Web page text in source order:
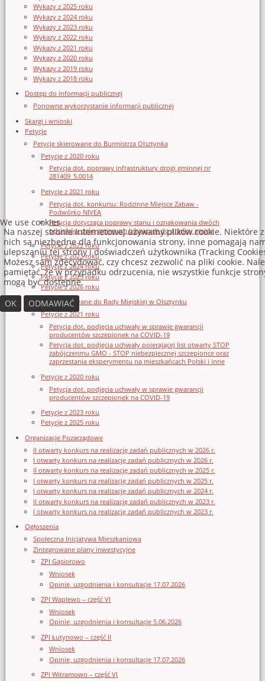
Wykazy z 2025 roku
Wykazy z 2024 roku
Wykazy z 2023 roku
Wykazy z 2022 roku
Wykazy z 2021 roku
Wykazy z 2020 roku
Wykazy z 2019 roku
Wykazy z 2018 roku
Dostęp do informacji publicznej
Ponowne wykorzystanie informacji publicznej
Skargi i wnioski
Petycje
Petycje skierowane do Burmistrza Olsztynka
Petycje z 2020 roku
Petycja dot. poprawy infrastruktury drogi gminnej nr
281409_5.0014
Petycje z 2021 roku
Petycja dot. konkursu: Rodzinne Miejsce Zabaw -
Podwórko NIVEA
Petycja dotycząca poprawy stanu i oznakowania dwóch
odcinków dróg gminnych biegących do granicy gminy
Petycje z 2022 roku
Petycje z 2023 roku
Petycje z 2024 roku
Petycje z 2025 roku
Petycje z 2026 roku
Petycje skierowane do Rady Miejskiej w Olsztynku
Petycje z 2021 roku
Petycja dot. podjęcia uchwały w sprawie gwarancji
producentów szczepionek na COVID-19
Petycja dot. podjęcia uchwały poierającej list otwarty STOP
zabójczenmu GMO - STOP niebezpiecznej szczepionce oraz
zaprzestania eksperymentu na mieszkańcach Polski i inne
Petycje z 2020 roku
Petycja dot. podjęcia uchwały w sprawie gwarancji
producentów szczepionek na COVID-19
Petycje z 2023 roku
Petycje z 2025 roku
Organizacje Pozarządowe
II otwarty konkurs na realizację zadań publicznych w 2026 r.
I otwarty konkurs na realizację zadań publicznych w 2026 r.
II otwarty konkurs na realizację zadań publicznych w 2025 r.
I otwarty konkurs na realizację zadań publicznych w 2025 r.
I otwarty konkurs na realizację zadań publicznych w 2024 r.
II otwarty konkurs na realizację zadań publicznych w 2023 r.
I otwarty konkurs na realizację zadań publicznych w 2023 r.
Ogłoszenia
Społeczna Inicjatywa Mieszkaniowa
Zintegrowane plany inwestycyjne
ZPI Gąsiorowo
Wniosek
Opinie, uzgodnienia i konsultacje 17.07.2026
ZPI Waplewo – część VI
Wniosek
Opinie, uzgodnienia i konsultacje 5.06.2026
ZPI Łutynowo – część II
Wniosek
Opinie, uzgodnienia i konsultacje 17.07.2026
ZPI Witramowo – część VI
We use cookies
Na naszej stronie internetowej używamy plików cookie. Niektóre z
nich są niezbędne dla funkcjonowania strony, inne pomagają
ulepszaniu tej strony i doświadczeń użytkownika (Tracking
Możesz sam zdecydować, czy chcesz zezwolić na pliki cookie.
pamiętać, że w przypadku odrzucenia, nie wszystkie funkcje
mogą być dostępne.
OK
ODMAWIAĆ